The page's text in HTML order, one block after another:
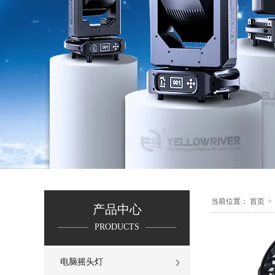
产品中心
PRODUCTS
电脑摇头灯
当前位置： 首页 >